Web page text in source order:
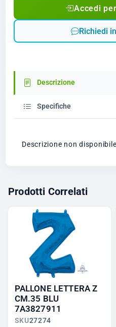
Accedi
Richiedi
Descrizione
Specifiche
Descrizione non
Prodotti Correlati
PALLONE LETTERA Z
CM.35 BLU
7A3827911
SKU27274